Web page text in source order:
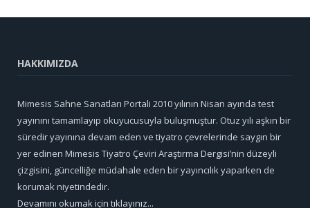
HAKKIMIZDA
Mimesis Sahne Sanatları Portali 2010 yılının Nisan ayında test
yayınını tamamlayıp okuyucusuyla buluşmuştur. Otuz yılı aşkın bir
süredir yayınına devam eden ve tiyatro çevrelerinde saygın bir
yer edinen Mimesis Tiyatro Çeviri Araştırma Dergisi’nin düzeyli
çizgisini, güncelliğe müdahale eden bir yayıncılık yaparken de
korumak niyetindedir.
Devamını okumak için tıklayınız...